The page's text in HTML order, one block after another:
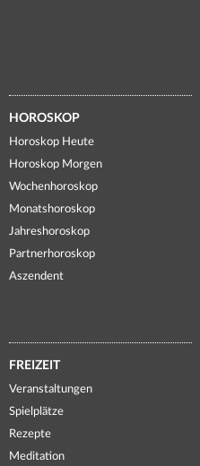
HOROSKOP
Horoskop Heute
Horoskop Morgen
Wochenhoroskop
Monatshoroskop
Jahreshoroskop
Partnerhoroskop
Aszendent
FREIZEIT
Veranstaltungen
Spielplätze
Rezepte
Meditation